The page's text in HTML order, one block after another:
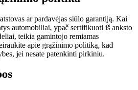
ar pardavėjas siūlo garantiją. Kai
automobiliai, ypač sertifikuoti iš anksto
teikia gamintojo remiamas
apie grąžinimo politiką, kad
jei nesate patenkinti pirkiniu.